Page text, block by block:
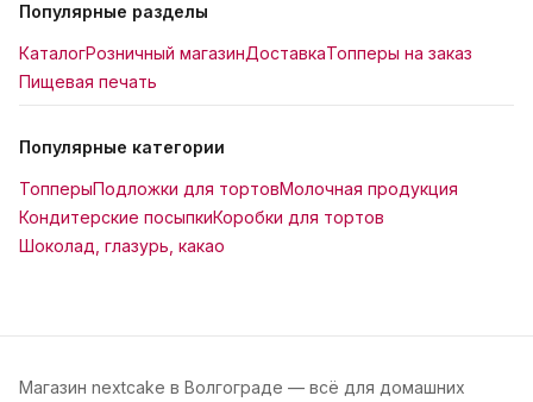
Популярные разделы
КаталогРозничный магазинДоставкаТопперы на заказ
Пищевая печать
Популярные категории
ТопперыПодложки для тортовМолочная продукция
Кондитерские посыпкиКоробки для тортов
Шоколад, глазурь, какао
Магазин nextcake в Волгограде — всё для домашних